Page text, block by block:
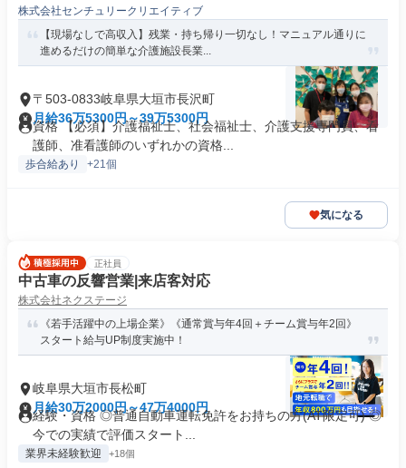
株式会社センチュリークリエイティブ
【現場なしで高収入】残業・持ち帰り一切なし！マニュアル通りに
進めるだけの簡単な介護施設長業...
〒503-0833岐阜県大垣市長沢町
月給36万5300円～39万5300円
資格 【必須】介護福祉士、社会福祉士、介護支援専門員、看
護師、准看護師のいずれかの資格...
歩合給あり +21個
気になる
正社員
中古車の反響営業|来店客対応
株式会社ネクステージ
《若手活躍中の上場企業》《通常賞与年4回＋チーム賞与年2回》
スタート給与UP制度実施中！
岐阜県大垣市長松町
月給30万2000円～47万4000円
経験・資格 ◎普通自動車運転免許をお持ちの方(AT限定可) ◎
今での実績で評価スタート...
業界未経験歓迎 +18個